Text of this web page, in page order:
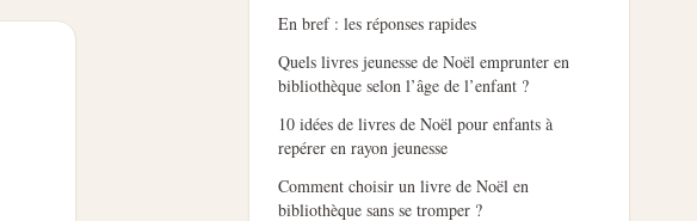
En bref : les réponses rapides
Quels livres jeunesse de Noël emprunter en
bibliothèque selon l’âge de l’enfant ?
10 idées de livres de Noël pour enfants à
repérer en rayon jeunesse
Comment choisir un livre de Noël en
bibliothèque sans se tromper ?